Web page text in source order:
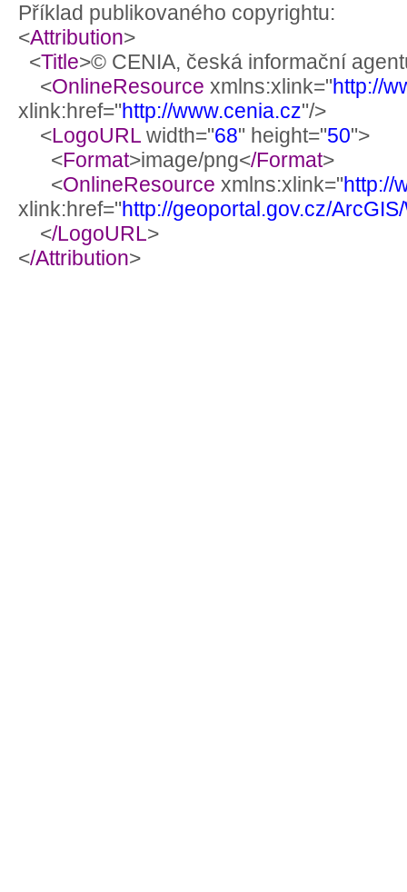
Příklad publikovaného copyrightu:
<Attribution>
<Title>© CENIA, česká informační
<OnlineResource xmlns:xlink="http://
xlink:href="http://www.cenia.cz"/>
<LogoURL width="68" height="50">
<Format>image/png</Format>
<OnlineResource xmlns:xlink="http://
xlink:href="http://geoportal.gov.cz/
</LogoURL>
</Attribution>